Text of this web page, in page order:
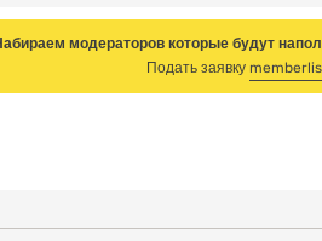
модераторов которые будут
Подать заявку